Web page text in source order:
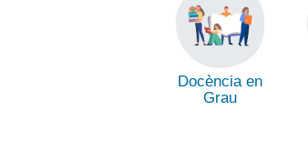
Docència en
Grau